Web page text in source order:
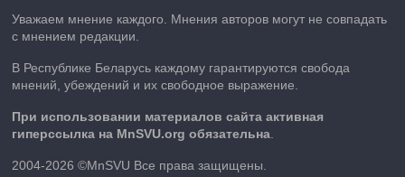
Уважаем мнение каждого. Мнения авторов могут не совпадать
с мнением редакции.
В Республике Беларусь каждому гарантируются свобода
мнений, убеждений и их свободное выражение.
При использовании материалов сайта активная
гиперссылка на MnSVU.org обязательна
2004-2026 ©MnSVU Все права защищены.